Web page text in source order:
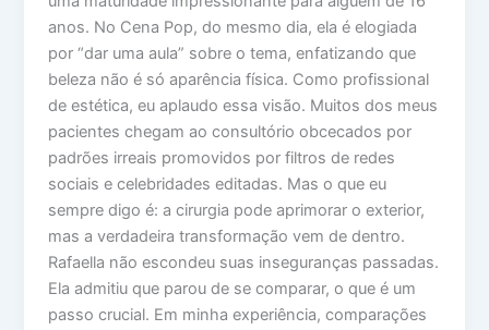
anos. No Cena Pop, do mesmo dia, ela é elogiada
por “dar uma aula” sobre o tema, enfatizando que
beleza não é só aparência física. Como profissional
de estética, eu aplaudo essa visão. Muitos dos meus
pacientes chegam ao consultório obcecados por
padrões irreais promovidos por filtros de redes
sociais e celebridades editadas. Mas o que eu
sempre digo é: a cirurgia pode aprimorar o exterior,
mas a verdadeira transformação vem de dentro.
Rafaella não escondeu suas inseguranças passadas.
Ela admitiu que parou de se comparar, o que é um
passo crucial. Em minha experiência, comparações